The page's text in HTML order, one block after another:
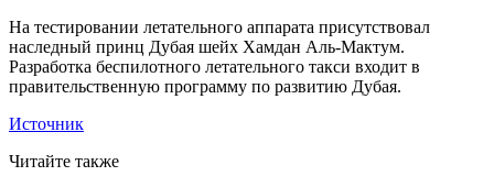
На тестировании летательного аппарата присутствовал
наследный принц Дубая шейх Хамдан Аль-Мактум.
Разработка беспилотного летательного такси входит в
правительственную программу по развитию Дубая.
Источник
Читайте также